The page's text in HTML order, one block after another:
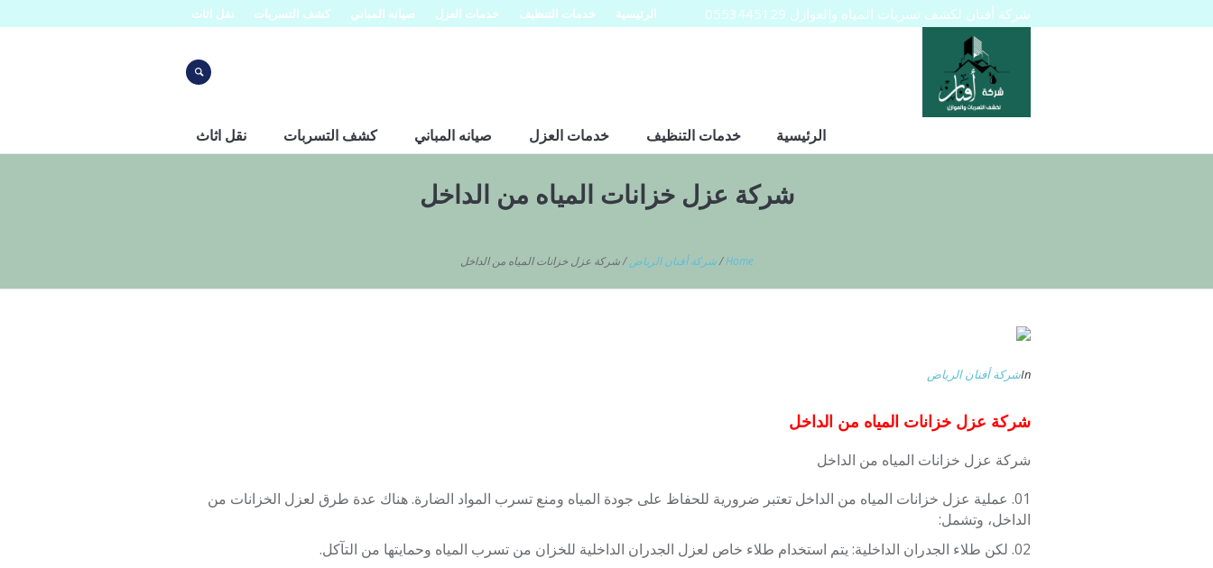
الرئيسية خدمات التنظيف خدمات العزل صيانه المباني كشف التسربات نقل اثاث شركة أفنان لكشف تسربات المياه والعوازل 0553445129
الرئيسية خدمات التنظيف خدمات العزل صيانه المباني كشف التسربات نقل اثاث
شركة عزل خزانات المياه من الداخل
Home
/شركة أفنان الرياض /شركة عزل خزانات المياه من الداخل
Inشركة أفنان الرياض
شركة عزل خزانات المياه من الداخل
شركة عزل خزانات المياه من الداخل
عملية عزل خزانات المياه من الداخل تعتبر ضرورية للحفاظ على جودة المياه ومنع تسرب المواد الضارة. هناك عدة طرق لعزل الخزانات من
الداخل، وتشمل:
لكن طلاء الجدران الداخلية: يتم استخدام طلاء خاص لعزل الجدران الداخلية للخزان من تسرب المياه وحمايتها من التآكل.